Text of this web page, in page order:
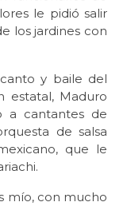
le pidió salir
los jardines con
y baile del
estatal, Maduro
a cantantes de
de salsa
que le
mío, con mucho